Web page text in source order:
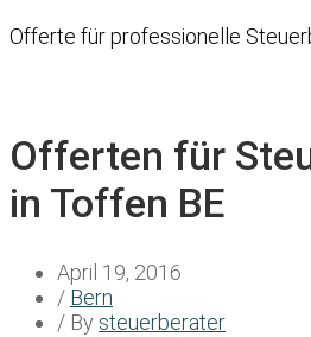
Offerte für professionelle
Offerten für
in Toffen BE
April 19, 2016
/ Bern
/ By steuerberater